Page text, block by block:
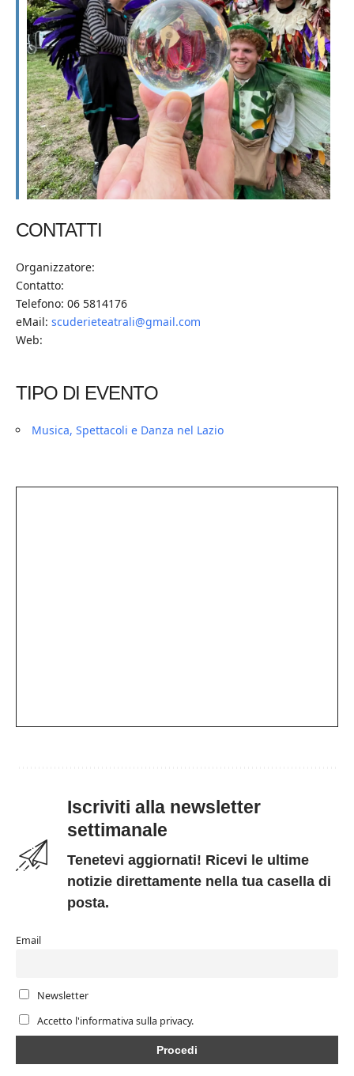
CONTATTI
Organizzatore:
Contatto:
Telefono: 06 5814176
eMail: scuderieteatrali@gmail.com
Web:
TIPO DI EVENTO
Musica, Spettacoli e Danza nel Lazio
Iscriviti alla newsletter
settimanale
Tenetevi aggiornati! Ricevi le ultime
notizie direttamente nella tua casella di
posta.
Email
Newsletter
Accetto l'informativa sulla privacy.